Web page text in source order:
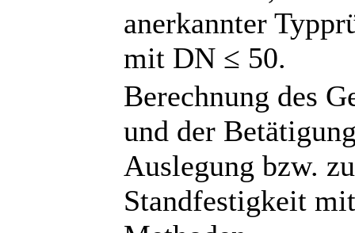
anerkannter
mit DN ≤ 50.
Berechnung des
und der
Auslegung bzw.
Standfestigkeit